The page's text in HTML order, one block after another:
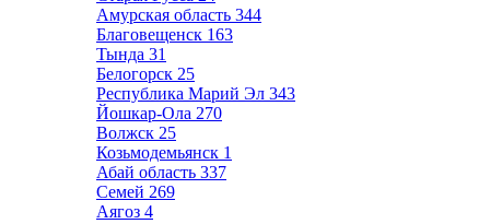
Амурская область 344
Благовещенск 163
Тында 31
Белогорск 25
Республика Марий Эл 343
Йошкар-Ола 270
Волжск 25
Козьмодемьянск 1
Абай область 337
Семей 269
Аягоз 4